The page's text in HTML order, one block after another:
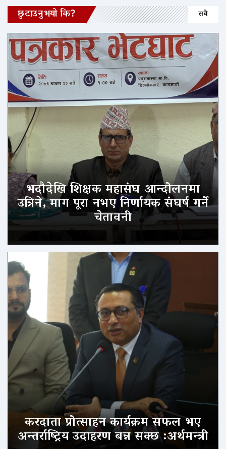
छुटाउनुभयो कि? सबै
भदौदेखि शिक्षक महासंघ आन्दोलनमा
उत्रिने, माग पूरा नभए निर्णायक संघर्ष गर्ने
चेतावनी
करदाता प्रोत्साहन कार्यक्रम सफल भए
अन्तर्राष्ट्रिय उदाहरण बन्न सक्छ :अर्थमन्त्री